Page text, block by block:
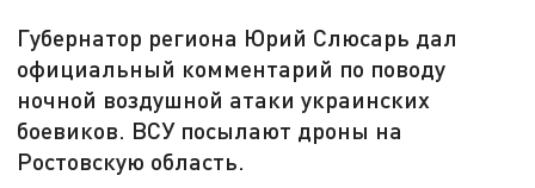
Губернатор региона Юрий Слюсарь дал
официальный комментарий по поводу
ночной воздушной атаки украинских
боевиков. ВСУ посылают дроны на
Ростовскую область.